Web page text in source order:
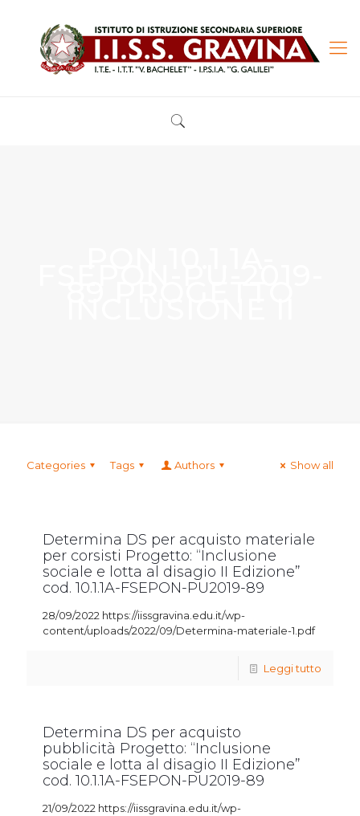
Categories Tags Authors Show all
Determina DS per acquisto materiale
per corsisti Progetto: “Inclusione
sociale e lotta al disagio II Edizione”
cod. 10.1.1A-FSEPON-PU2019-89
28/09/2022 https://iissgravina.edu.it/wp-
content/uploads/2022/09/Determina-materiale-1.pdf
Leggi tutto
Determina DS per acquisto
pubblicità Progetto: “Inclusione
sociale e lotta al disagio II Edizione”
cod. 10.1.1A-FSEPON-PU2019-89
21/09/2022 https://iissgravina.edu.it/wp-